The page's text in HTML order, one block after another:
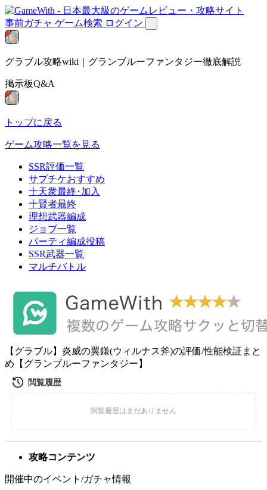
事前ガチャ ゲーム検索 ログイン
グラブル攻略wiki｜グランブルーファンタジー徹底解説
掲示板Q&A
トップに戻る
ゲーム攻略一覧を見る
SSR評価一覧
サプチケおすすめ
十天衆最終･加入
十賢者最終
理想武器編成
ジョブ一覧
パーティ編成投稿
SSR武器一覧
マルチバトル
【グラブル】炎威の翼鎌(ウィルナス斧)の評価/性能検証まと
め【グランブルーファンタジー】
攻略コンテンツ
開催中のイベント/ガチャ情報